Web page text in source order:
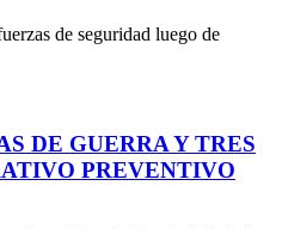
de seguridad luego de
DE GUERRA Y TRES
PREVENTIVO